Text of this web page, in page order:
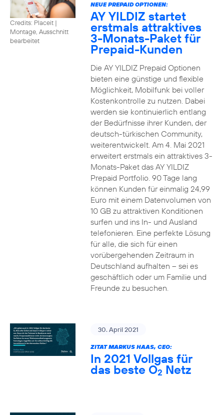
Credits: Placeit |
Montage, Ausschnitt
bearbeitet
NEUE PREPAID OPTIONEN:
AY YILDIZ startet
erstmals attraktives
3-Monats-Paket für
Prepaid-Kunden
Die AY YILDIZ Prepaid Optionen
bieten eine günstige und flexible
Möglichkeit, Mobilfunk bei voller
Kostenkontrolle zu nutzen. Dabei
werden sie kontinuierlich entlang
der Bedürfnisse ihrer Kunden, der
deutsch-türkischen Community,
weiterentwickelt. Am 4. Mai 2021
erweitert erstmals ein attraktives 3-
Monats-Paket das AY YILDIZ
Prepaid Portfolio. 90 Tage lang
können Kunden für einmalig 24,99
Euro mit einem Datenvolumen von
10 GB zu attraktiven Konditionen
surfen und ins In- und Ausland
telefonieren. Eine perfekte Lösung
für alle, die sich für einen
vorübergehenden Zeitraum in
Deutschland aufhalten – sei es
geschäftlich oder um Familie und
Freunde zu besuchen.
30. April 2021
ZITAT MARKUS HAAS, CEO:
In 2021 Vollgas für
das beste O2 Netz